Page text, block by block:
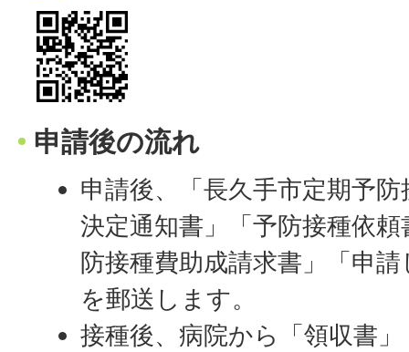
申請後の流れ
申請後、「長久手市定期予
決定通知書」「予防接種依
防接種費助成請求書」「申
を郵送します。
接種後、病院から「領収書